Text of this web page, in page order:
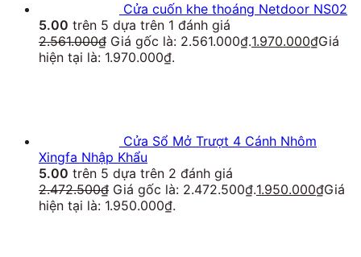
Cửa cuốn khe thoáng Netdoor NS02
5.00 trên 5 dựa trên 1 đánh giá
2.561.000₫ Giá gốc là: 2.561.000₫.1.970.000₫Giá
hiện tại là: 1.970.000₫.
Cửa Sổ Mở Trượt 4 Cánh Nhôm
Xingfa Nhập Khẩu
5.00 trên 5 dựa trên 2 đánh giá
2.472.500₫ Giá gốc là: 2.472.500₫.1.950.000₫Giá
hiện tại là: 1.950.000₫.